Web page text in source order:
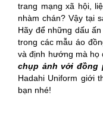
trang mạng xã hội,
nhàm chán? Vậy tại
Hãy để những dấu
trong các mẫu áo
và định hướng mà họ
chụp ảnh với đồng
Hadahi Uniform giới
bạn nhé!